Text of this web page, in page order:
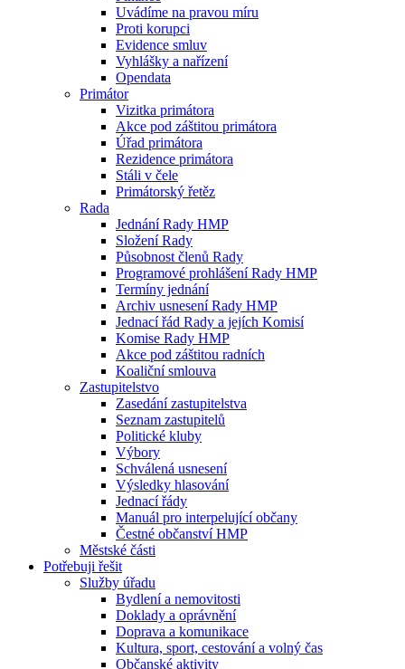
Uvádíme na pravou míru
Proti korupci
Evidence smluv
Vyhlášky a nařízení
Opendata
Primátor
Vizitka primátora
Akce pod záštitou primátora
Úřad primátora
Rezidence primátora
Stáli v čele
Primátorský řetěz
Rada
Jednání Rady HMP
Složení Rady
Působnost členů Rady
Programové prohlášení Rady HMP
Termíny jednání
Archiv usnesení Rady HMP
Jednací řád Rady a jejích Komisí
Komise Rady HMP
Akce pod záštitou radních
Koaliční smlouva
Zastupitelstvo
Zasedání zastupitelstva
Seznam zastupitelů
Politické kluby
Výbory
Schválená usnesení
Výsledky hlasování
Jednací řády
Manuál pro interpelující občany
Čestné občanství HMP
Městské části
Potřebuji řešit
Služby úřadu
Bydlení a nemovitosti
Doklady a oprávnění
Doprava a komunikace
Kultura, sport, cestování a volný čas
Občanské aktivity